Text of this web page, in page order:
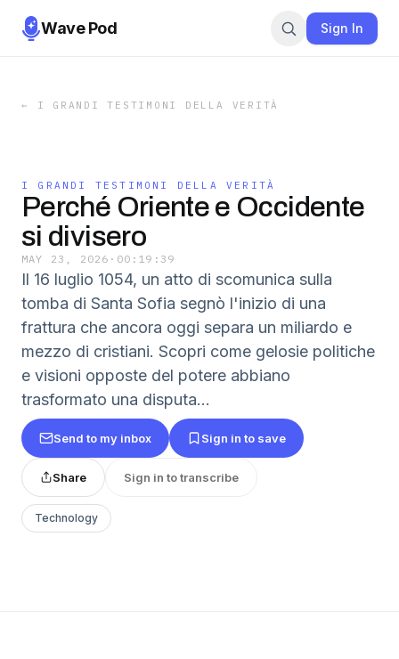
Wave Pod Sign In
← I GRANDI TESTIMONI DELLA VERITÀ
I GRANDI TESTIMONI DELLA VERITÀ
Perché Oriente e Occidente
si divisero
MAY 23, 2026 · 00:19:39
Il 16 luglio 1054, un atto di scomunica sulla
tomba di Santa Sofia segnò l'inizio di una
frattura che ancora oggi separa un miliardo e
mezzo di cristiani. Scopri come gelosie politiche
e visioni opposte del potere abbiano
trasformato una disputa...
Send to my inbox Sign in to save
Share Sign in to transcribe
Technology